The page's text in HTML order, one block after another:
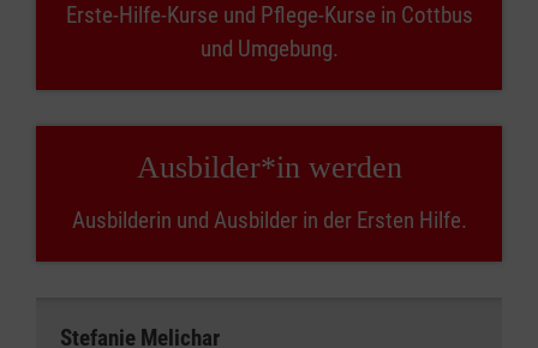
Erste-Hilfe-Kurse und Pflege-Kurse in Cottbus
und Umgebung.
Ausbilder*in werden
Ausbilderin und Ausbilder in der Ersten Hilfe.
Stefanie Melichar